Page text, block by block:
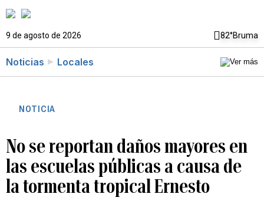
9 de agosto de 2026 82°Bruma
Noticias Locales
NOTICIA
No se reportan daños mayores en
las escuelas públicas a causa de
la tormenta tropical Ernesto